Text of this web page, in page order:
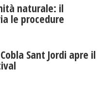
naturale: il
le procedure
Sant Jordi apre il